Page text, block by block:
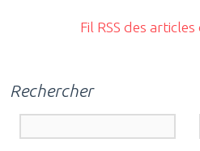
Fil RSS des
Rechercher